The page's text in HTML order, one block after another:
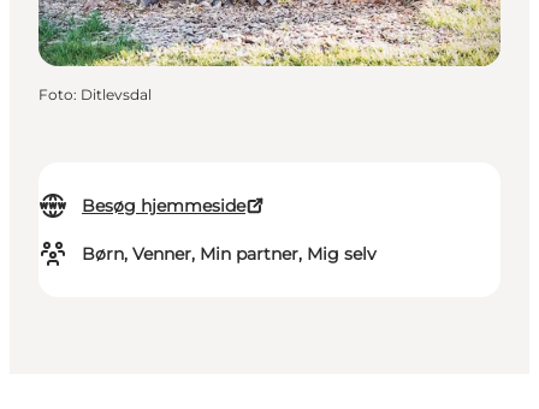
Besøg hjemmeside
Børn, Venner, Min partner, Mig selv
Foto: Ditlevsdal